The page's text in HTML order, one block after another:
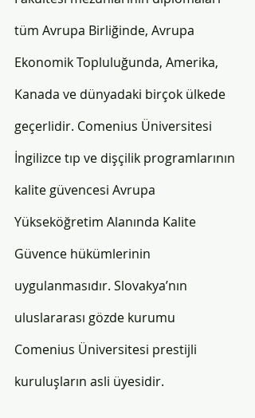
tüm Avrupa Birliğinde, Avrupa
Ekonomik Topluluğunda, Amerika,
Kanada ve dünyadaki birçok ülkede
geçerlidir. Comenius Üniversitesi
İngilizce tıp ve dişçilik programlarının
kalite güvencesi Avrupa
Yükseköğretim Alanında Kalite
Güvence hükümlerinin
uygulanmasıdır. Slovakya’nın
uluslararası gözde kurumu
Comenius Üniversitesi prestijli
kuruluşların asli üyesidir.